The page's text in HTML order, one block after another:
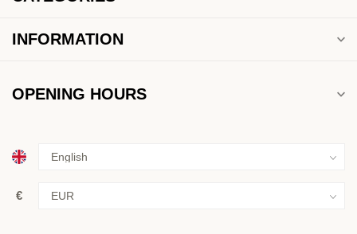
INFORMATION
OPENING HOURS
€